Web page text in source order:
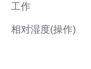
工作
相对湿度(操作)